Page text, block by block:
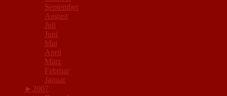
September
August
Juli
Juni
Mai
April
März
Februar
Januar
► 2007